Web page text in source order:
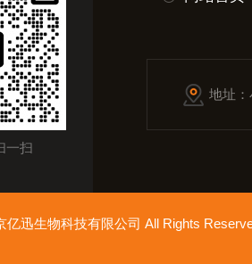
一扫
地址
亿迅生物科技有限公司 All Rights